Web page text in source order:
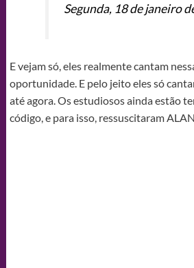
Segunda, 18 de janeiro
E vejam só, eles realmente cantam
oportunidade. E pelo jeito eles só
até agora. Os estudiosos ainda estão
código, e para isso, ressuscitaram